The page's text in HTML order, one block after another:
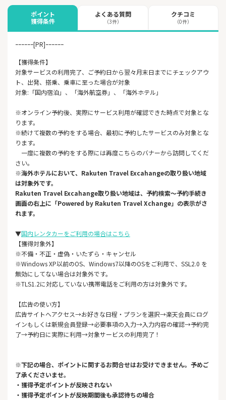
ポイント
獲得条件
よくある質問
（3件）
クチコミ
（0件）
ｰｰｰｰｰｰ[PR]ｰｰｰｰｰｰ
【獲得条件】
対象サービスの利用完了、ご予約日から翌々月末日までにチェックアウ
ト、出発、搭乗、乗車に至った場合が対象
対象:「国内宿泊」、「海外航空券」、「海外ホテル」
※オンライン予約後、実際にサービス利用が確認できた時点で対象とな
ります。
※続けて複数の予約をする場合、最初に予約したサービスのみ対象とな
ります。
一度に複数の予約をする際には再度こちらのバナーから訪問してくだ
さい。
※海外ホテルにおいて、Rakuten Travel Excahangeの取り扱い地域
は対象外です。
Rakuten Travel Excahange取り扱い地域は、予約検索～予約手続き
画面の右上に「Powered by Rakuten Travel Xchange」の表示がさ
れます。
▼国内レンタカーをご利用の場合はこちら
【獲得対象外】
※不備・不正・虚偽・いたずら・キャンセル
※Windows XP以前のOS、Windows7以降のOSをご利用で、SSL2.0 を
無効にしてない場合は対象外です。
※TLS1.2に対応していない携帯電話をご利用の方は対象外です。
【広告の使い方】
広告サイトへアクセス→お好きな日程・プランを選択→楽天会員にログ
インもしくは新規会員登録→必要事項の入力→入力内容の確認→予約完
了→予約日に実際に利用→対象サービスの利用完了！
※下記の場合、ポイントに関するお問合せはお受けできません。予めご
了承くださいませ。
・獲得予定ポイントが反映されない
・獲得予定ポイントが反映期間後も承認待ちの場合